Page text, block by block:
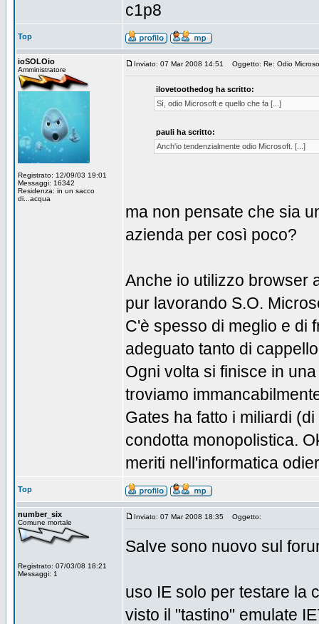
c1p8
Top
ioSOLOio
Amministratore
Registrato: 12/09/03 19:01
Messaggi: 16342
Residenza: in un sacco
di...acqua
Inviato: 07 Mar 2008 14:51 Oggetto: Re: Odio
ilovetoothedog ha scritto:
Sì, odio Microsoft e quello che fa [...]
pauli ha scritto:
Anch'io tendenzialmente odio Microsoft. [...]
ma non pensate che sia
azienda per così poco?
Anche io utilizzo browser
pur lavorando S.O.
C'è spesso di meglio e di
adeguato tanto di
Ogni volta si finisce in
troviamo
Gates ha fatto i miliardi
condotta monopolistica.
meriti nell'informatica
Top
number_six
Comune mortale
Registrato: 07/03/08 18:21
Messaggi: 1
Inviato: 07 Mar 2008 18:35 Oggetto:
Salve sono nuovo sul
uso IE solo per testare la
visto il "tastino" emulate